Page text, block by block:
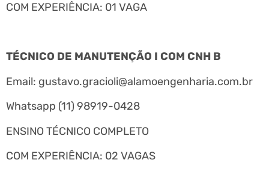
COM EXPERIÊNCIA: 01 VAGA
TÉCNICO DE MANUTENÇÃO I COM CNH B
Email: gustavo.gracioli@alamoengenharia.com.br
Whatsapp (11) 98919-0428
ENSINO TÉCNICO COMPLETO
COM EXPERIÊNCIA: 02 VAGAS